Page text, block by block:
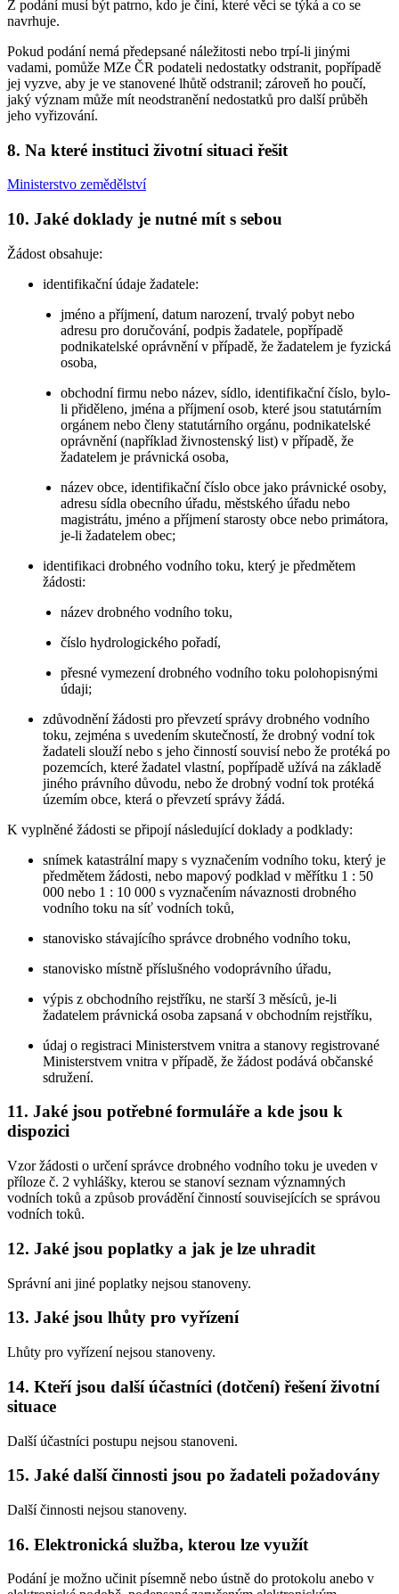
Z podání musí být patrno, kdo je činí, které věci se týká a co se
navrhuje.
Pokud podání nemá předepsané náležitosti nebo trpí-li jinými
vadami, pomůže MZe ČR podateli nedostatky odstranit, popřípadě
jej vyzve, aby je ve stanovené lhůtě odstranil; zároveň ho poučí,
jaký význam může mít neodstranění nedostatků pro další průběh
jeho vyřizování.
8. Na které instituci životní situaci řešit
Ministerstvo zemědělství
10. Jaké doklady je nutné mít s sebou
Žádost obsahuje:
identifikační údaje žadatele:
jméno a příjmení, datum narození, trvalý pobyt nebo
adresu pro doručování, podpis žadatele, popřípadě
podnikatelské oprávnění v případě, že žadatelem je fyzická
osoba,
obchodní firmu nebo název, sídlo, identifikační číslo, bylo-
li přiděleno, jména a příjmení osob, které jsou statutárním
orgánem nebo členy statutárního orgánu, podnikatelské
oprávnění (například živnostenský list) v případě, že
žadatelem je právnická osoba,
název obce, identifikační číslo obce jako právnické osoby,
adresu sídla obecního úřadu, městského úřadu nebo
magistrátu, jméno a příjmení starosty obce nebo primátora,
je-li žadatelem obec;
identifikaci drobného vodního toku, který je předmětem
žádosti:
název drobného vodního toku,
číslo hydrologického pořadí,
přesné vymezení drobného vodního toku polohopisnými
údaji;
zdůvodnění žádosti pro převzetí správy drobného vodního
toku, zejména s uvedením skutečností, že drobný vodní tok
žadateli slouží nebo s jeho činností souvisí nebo že protéká po
pozemcích, které žadatel vlastní, popřípadě užívá na základě
jiného právního důvodu, nebo že drobný vodní tok protéká
územím obce, která o převzetí správy žádá.
K vyplněné žádosti se připojí následující doklady a podklady:
snímek katastrální mapy s vyznačením vodního toku, který je
předmětem žádosti, nebo mapový podklad v měřítku 1 : 50
000 nebo 1 : 10 000 s vyznačením návaznosti drobného
vodního toku na síť vodních toků,
stanovisko stávajícího správce drobného vodního toku,
stanovisko místně příslušného vodoprávního úřadu,
výpis z obchodního rejstříku, ne starší 3 měsíců, je-li
žadatelem právnická osoba zapsaná v obchodním rejstříku,
údaj o registraci Ministerstvem vnitra a stanovy registrované
Ministerstvem vnitra v případě, že žádost podává občanské
sdružení.
11. Jaké jsou potřebné formuláře a kde jsou k
dispozici
Vzor žádosti o určení správce drobného vodního toku je uveden v
příloze č. 2 vyhlášky, kterou se stanoví seznam významných
vodních toků a způsob provádění činností souvisejících se správou
vodních toků.
12. Jaké jsou poplatky a jak je lze uhradit
Správní ani jiné poplatky nejsou stanoveny.
13. Jaké jsou lhůty pro vyřízení
Lhůty pro vyřízení nejsou stanoveny.
14. Kteří jsou další účastníci (dotčení) řešení životní
situace
Další účastníci postupu nejsou stanoveni.
15. Jaké další činnosti jsou po žadateli požadovány
Další činnosti nejsou stanoveny.
16. Elektronická služba, kterou lze využít
Podání je možno učinit písemně nebo ústně do protokolu anebo v